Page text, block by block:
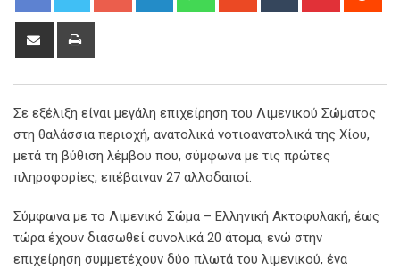
Share
Σε εξέλιξη είναι μεγάλη επιχείρηση του Λιμενικού Σώματος
στη θαλάσσια περιοχή, ανατολικά νοτιοανατολικά της Χίου,
μετά τη βύθιση λέμβου που, σύμφωνα με τις πρώτες
πληροφορίες, επέβαιναν 27 αλλοδαποί.
Σύμφωνα με το Λιμενικό Σώμα – Ελληνική Ακτοφυλακή, έως
τώρα έχουν διασωθεί συνολικά 20 άτομα, ενώ στην
επιχείρηση συμμετέχουν δύο πλωτά του λιμενικού, ένα